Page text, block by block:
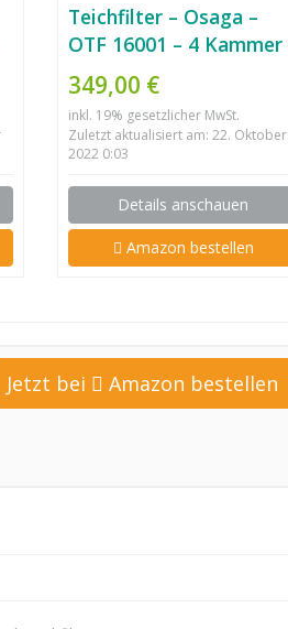
Teichfilter – Osaga –
OTF 16001 – 4 Kammer
System mit UVC 18 Watt
Klärgerät
349,00 €
inkl. 19% gesetzlicher MwSt.
Zuletzt aktualisiert am: 22. Oktober
2022 0:03
Details anschauen
Amazon bestellen
Jetzt bei Amazon bestellen